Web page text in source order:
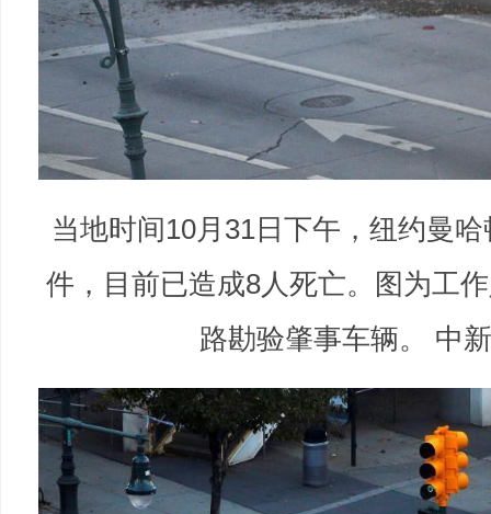
当地时间10月31日下午，纽约曼
件，目前已造成8人死亡。图为工
路勘验肇事车辆。 中